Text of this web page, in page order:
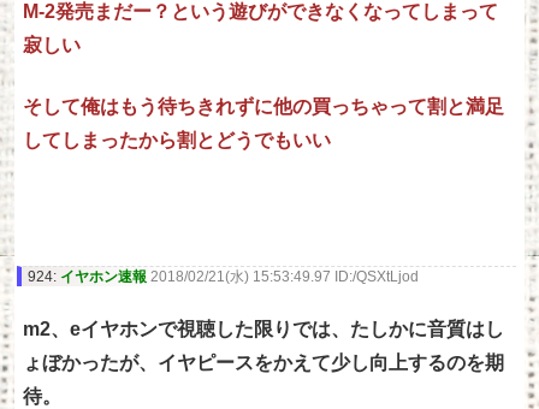
M-2発売まだー？という遊びができなくなってしまって
寂しい
そして俺はもう待ちきれずに他の買っちゃって割と満足
してしまったから割とどうでもいい
924: イヤホン速報 2018/02/21(水) 15:53:49.97 ID:/QSXtLjod
m2、eイヤホンで視聴した限りでは、たしかに音質はし
ょぼかったが、イヤピースをかえて少し向上するのを期
待。